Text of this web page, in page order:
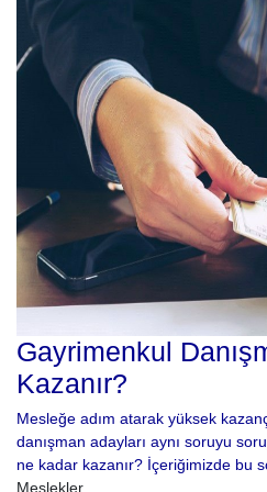
Gayrimenkul
Kazanır?
Mesleğe adım atarak yüksek
danışman adayları aynı soruyu
ne kadar kazanır? İçeriğimizde bu
Meslekler